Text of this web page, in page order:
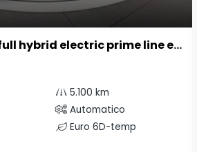
MAZDA 2 1.5 vvt full hybrid electric prime line e-cvt
5.100 km
Automatico
Euro 6D-temp